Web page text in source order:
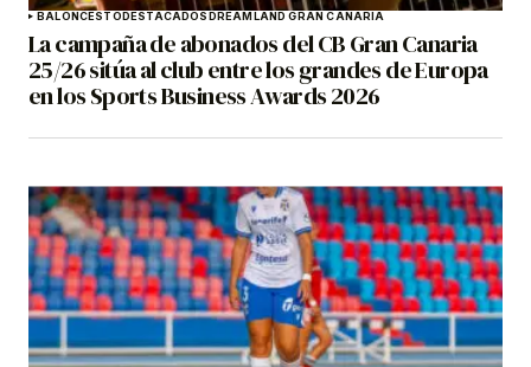
BALONCESTO DESTACADOS DREAMLAND GRAN CANARIA
La campaña de abonados del CB Gran Canaria
25/26 sitúa al club entre los grandes de Europa
en los Sports Business Awards 2026